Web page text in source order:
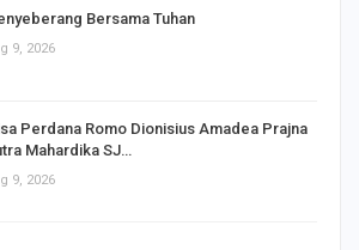
Bersama Tuhan
9, 2026
Perdana Romo Dionisius Amadea Prajna
Mahardika SJ…
9, 2026